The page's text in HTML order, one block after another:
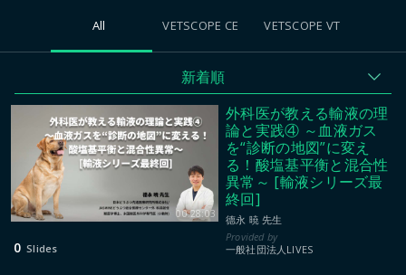
All VETSCOPE CE VETSCOPE VT
新着順
00:28:03
外科医が教える輸液の理
論と実践④ ～血液ガス
を“診断の地図”に変え
る！酸塩基平衡と混合性
異常～ [輸液シリーズ最
終回]
德永 暁 先生
一般社団法人LIVES
0 Slides